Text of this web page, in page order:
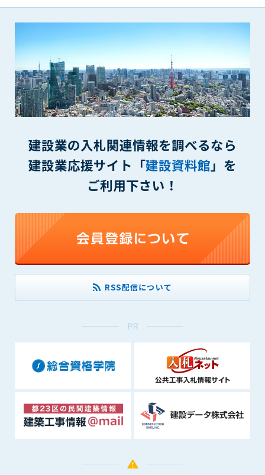
建設業の入札関連情報を調べるなら
建設業応援サイト「建設資料館」を
ご利用下さい！
RSS配信について
PR
(10) 建設資料館から知り得た情報及びダウンロードした情報
を、営利を目的として第三者に転売し、または転売のため
に第三者に提供すること
第7条（登録内容の削除）
管理者は、会員が登録した内容が以下に該当する、またはその
恐れのあるものは、会員の承諾なく削除できるものとします。
(1) 登録されている情報が、第6条の定める禁止事項に該当する
と管理者が、判断した場合
(3) 広告掲載料金の支払が遅延した場合
(4) その他、管理者が不適当と判断した場合
第8条（サービスの変更・中止等）
管理者は、会員の承諾なく、本サービス内容の変更(新規追加、
できるものとします。これに起因する会員または他の第三者が
被った損害について管理者は､一切の責任をも負わないものと
します。
第9条（会員の個人情報）
会員の氏名、住所、性別、年齢、メールアドレスその他本サー
ビスの提供に関連して管理者が知り得た会員の個人情報（以下
個人情報といいます）について、管理者は、以下の各号に該当
(1) 会員が、自己の個人情報の開示に事前に同意している場合
(2) 個々の会員を特定できない統計的な処理をした形式で第三
者に提供する場合
(3) 第三者および管理者の権利、財産、安全等を保護するため
(4) 法令等により開示を求められた場合
第10条（免責事項）
恐れのあるものは、会員の承諾なく削除できるものとします。